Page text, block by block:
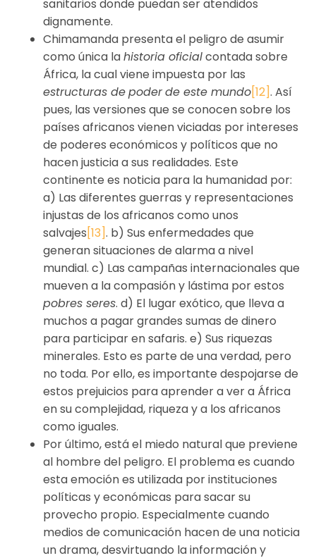
sanitarios donde puedan ser atendidos
dignamente.
Chimamanda presenta el peligro de asumir
como única lahistoria oficialcontada sobre
África, la cual viene impuesta por las
estructuras depoderde este mundo[12]. Así
pues, las versiones que se conocen sobre los
países africanos vienen viciadas por intereses
de poderes económicos y políticos que no
hacen justicia a sus realidades. Este
continente es noticia para la humanidad por:
a) Las diferentes guerras y representaciones
injustas de los africanos como unos
salvajes[13]. b) Sus enfermedades que
generan situaciones de alarma a nivel
mundial. c) Las campañas internacionales que
mueven a la compasión y lástima por estos
pobres seres. d) El lugar exótico, que lleva a
muchos a pagar grandes sumas de dinero
para participar en safaris. e) Sus riquezas
minerales. Esto es parte de una verdad, pero
no toda. Por ello, es importante despojarse de
estos prejuicios para aprender a ver a África
en su complejidad, riqueza y a los africanos
como iguales.
Por último, está el miedo natural que previene
al hombre del peligro. El problema es cuando
esta emoción es utilizada por instituciones
políticas y económicas para sacar su
provecho propio. Especialmente cuando
medios de comunicación hacen de una noticia
un drama, desvirtuando la información y